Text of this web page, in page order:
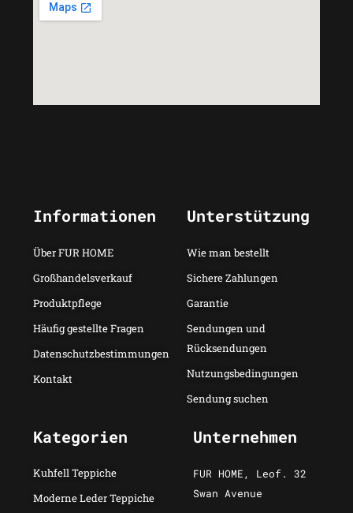
Informationen
Über FUR HOME
Großhandelsverkauf
Produktpflege
Häufig gestellte Fragen
Datenschutzbestimmungen
Kontakt
Unterstützung
Wie man bestellt
Sichere Zahlungen
Garantie
Sendungen und
Rücksendungen
Nutzungsbedingungen
Sendung suchen
Kategorien
Kuhfell Teppiche
Moderne Leder Teppiche
Unternehmen
FUR HOME, Leof. 32
Swan Avenue